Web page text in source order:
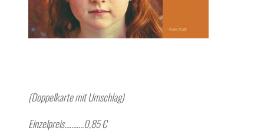
(Doppelkarte mit Umschlag)
Einzelpreis………..0,85 €